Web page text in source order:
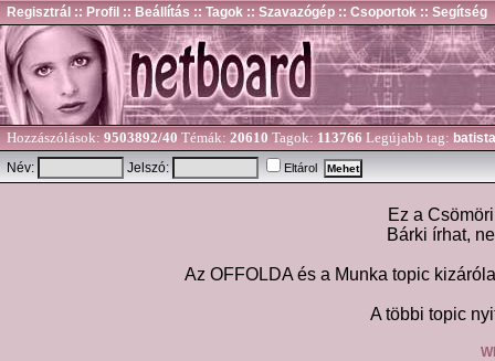
Regisztrál :: Profil :: Beállítás :: Tagok :: Szavazógép :: Csoportok :: Segítség
Hozzászólások: 9503892/40 Témák: 20610 Tagok: 113766 Legújabb tag: batista
Név:
Jelszó: Eltárol
Ez a
Bárki írhat,
Az OFFOLDA és a Munka topic
A többi topic